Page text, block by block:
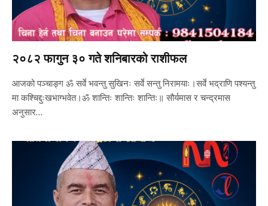
२०८२ फागुन ३० गते शनिबारको राशीफल
आजको पञ्चाङ्ग ॐ सर्वे भवन्तु सुखिनः सर्वे सन्तु निरामयाः।सर्वे भद्राणि पश्यन्तु
मा कश्चिद्दुःखभाग्भवेत।ॐ शान्तिः शान्तिः शान्तिः॥ सौर्यमास र चन्द्रमास
अनुसार…